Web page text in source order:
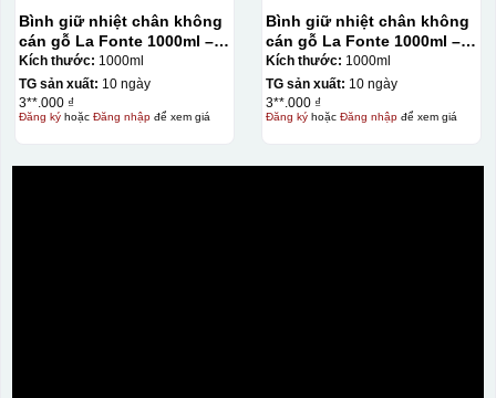
Bình giữ nhiệt chân không
cán gỗ La Fonte 1000ml –
011679
Kích thước: 1000ml
TG sản xuất: 10 ngày
3**.000 ₫
Đăng kýhoặc Đăng nhậpđể xem giá
Bình giữ nhiệt chân không
cán gỗ La Fonte 1000ml –
011679
Kích thước: 1000ml
TG sản xuất: 10 ngày
3**.000 ₫
Đăng kýhoặc Đăng nhậpđể xem giá